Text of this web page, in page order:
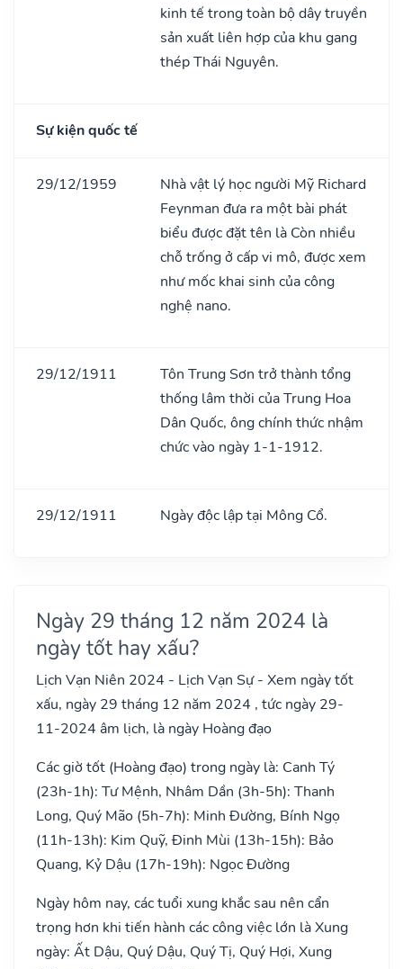
kinh tế trong toàn bộ dây truyền
sản xuất liên hợp của khu gang
thép Thái Nguyên.
Sự kiện quốc tế
29/12/1959
Nhà vật lý học người Mỹ Richard
Feynman đưa ra một bài phát
biểu được đặt tên là Còn nhiều
chỗ trống ở cấp vi mô, được xem
như mốc khai sinh của công
nghệ nano.
29/12/1911
Tôn Trung Sơn trở thành tổng
thống lâm thời của Trung Hoa
Dân Quốc, ông chính thức nhậm
chức vào ngày 1-1-1912.
29/12/1911 Ngày độc lập tại Mông Cổ.
Ngày 29 tháng 12 năm 2024 là
ngày tốt hay xấu?
Lịch Vạn Niên 2024 - Lịch Vạn Sự - Xem ngày tốt
xấu, ngày 29 tháng 12 năm 2024 , tức ngày 29-
11-2024 âm lịch, là ngày Hoàng đạo
Các giờ tốt (Hoàng đạo) trong ngày là: Canh Tý
(23h-1h): Tư Mệnh, Nhâm Dần (3h-5h): Thanh
Long, Quý Mão (5h-7h): Minh Đường, Bính Ngọ
(11h-13h): Kim Quỹ, Đinh Mùi (13h-15h): Bảo
Quang, Kỷ Dậu (17h-19h): Ngọc Đường
Ngày hôm nay, các tuổi xung khắc sau nên cẩn
trọng hơn khi tiến hành các công việc lớn là Xung
ngày: Ất Dậu, Quý Dậu, Quý Tị, Quý Hợi, Xung